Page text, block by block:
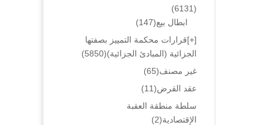
(6131)
ابطال بيع(147)
[+]قرارات محكمة التمييز بصفتها
الجزائية (المبادئ الجزائية)(5850)
غير مصنف(65)
عقد القرض(11)
سلطة منطقة العقبة
الإقتصادية(2)